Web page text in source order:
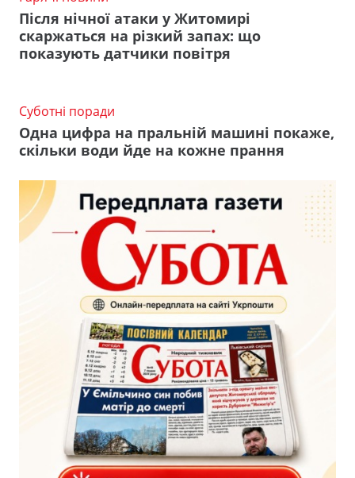
Після нічної атаки у Житомирі
скаржаться на різкий запах: що
показують датчики повітря
Суботні поради
Одна цифра на пральній машині покаже,
скільки води йде на кожне прання